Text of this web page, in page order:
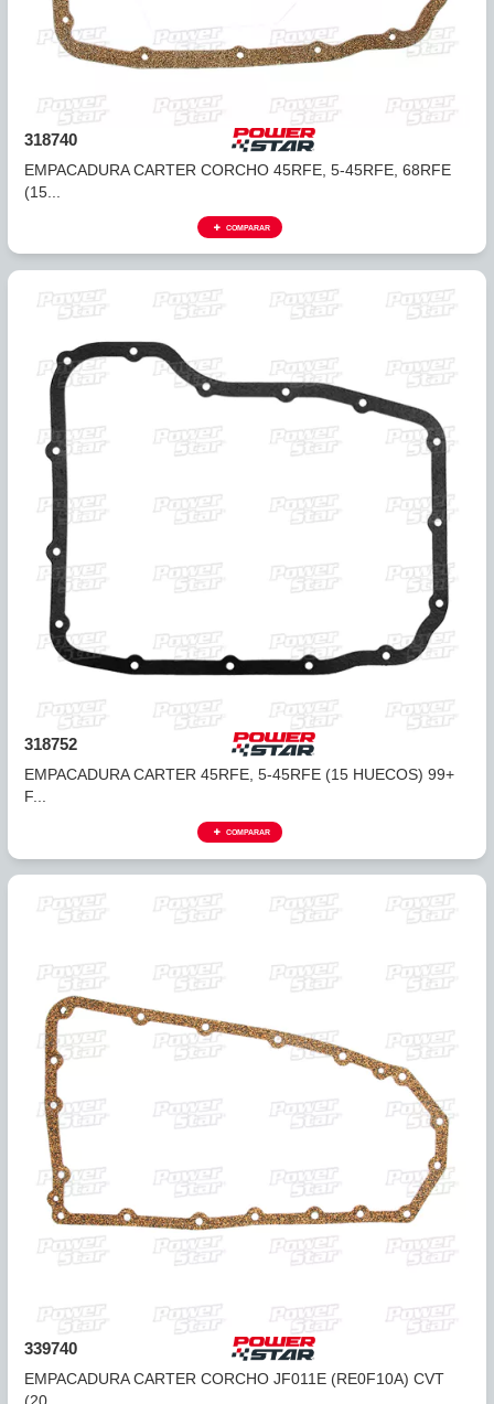
344740
EMPACADURA CARTER CORCHO LCT1000, LCT2000,
COMPARAR
CHRYSLER
318740
EMPACADURA CARTER CORCHO 45RFE, 5-45RFE,
(15...
COMPARAR